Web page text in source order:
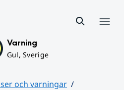
Varning
Gul, Sverige
och varningar